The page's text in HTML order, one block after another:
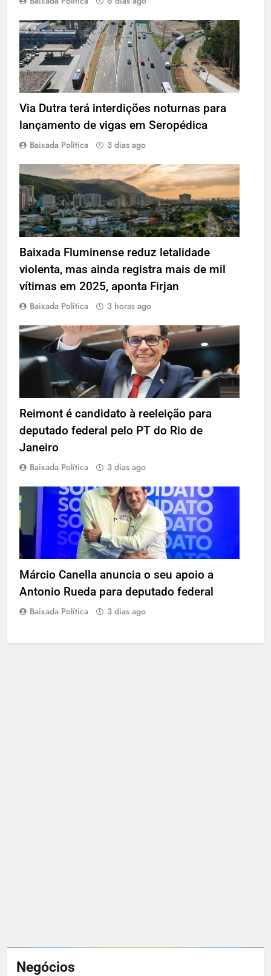
Via Dutra terá interdições noturnas para
lançamento de vigas em Seropédica
Baixada Política 3 dias ago
Baixada Fluminense reduz letalidade
violenta, mas ainda registra mais de mil
vítimas em 2025, aponta Firjan
Baixada Política 3 horas ago
Reimont é candidato à reeleição para
deputado federal pelo PT do Rio de
Janeiro
Baixada Política 3 dias ago
Márcio Canella anuncia o seu apoio a
Antonio Rueda para deputado federal
Baixada Política 3 dias ago
Negócios